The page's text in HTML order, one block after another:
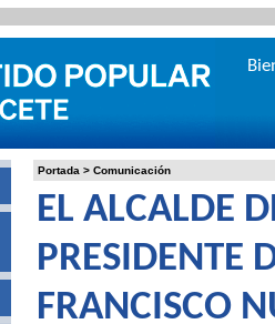
Portada > Comunicación
EL ALCALDE
PRESIDENTE
FRANCISCO